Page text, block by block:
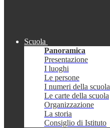
Scuola
Panoramica
Presentazione
I luoghi
Le persone
I numeri della scuola
Le carte della scuola
Organizzazione
La storia
Consiglio di Istituto